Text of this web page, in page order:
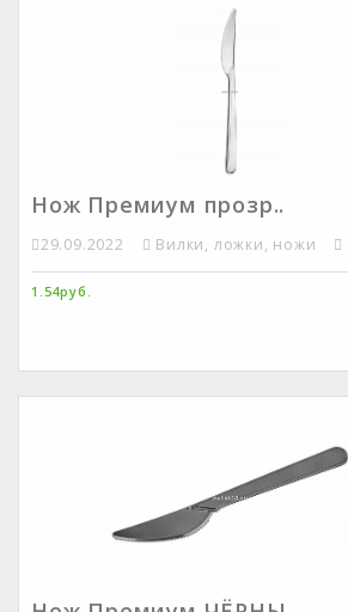
Нож Премиум прозр..
29.09.2022 Вилки, ложки, ножи
1.54руб.